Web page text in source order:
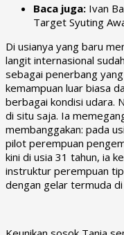
Baca juga: Ivan
Target Syuting
Di usianya yang baru
langit internasional
sebagai penerbang
kemampuan luar biasa
berbagai kondisi udara.
di situ saja. Ia
membanggakan: pada
pilot perempuan
kini di usia 31 tahun, ia
instruktur perempuan
dengan gelar termuda di